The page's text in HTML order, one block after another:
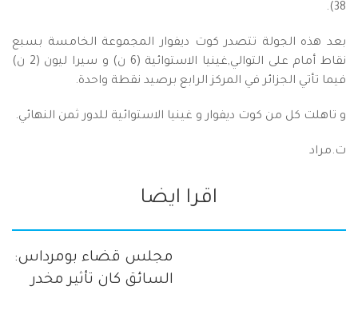
38).
بعد هذه الجولة تتصدر كوت ديفوار المجموعة الخامسة بسبع
نقاط أمام على التوالي,غينيا الاستوائية (6 ن) و سيرا ليون (2 ن)
فيما تأتي الجزائر في المركز الرابع برصيد نقطة واحدة.
و تاهلت كل من كوت ديفوار و غينيا الاستوائية للدور ثمن النهائي.
ت.مراد
اقرا ايضا
مجلس قضاء بومرداس:
السائق كان تأثير مخدر